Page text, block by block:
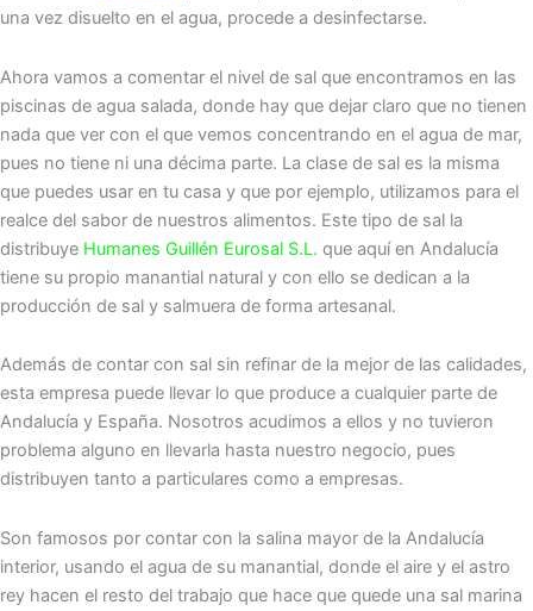
una vez disuelto en el agua, procede a desinfectarse.
Ahora vamos a comentar el nivel de sal que encontramos en las
piscinas de agua salada, donde hay que dejar claro que no tienen
nada que ver con el que vemos concentrando en el agua de mar,
pues no tiene ni una décima parte. La clase de sal es la misma
que puedes usar en tu casa y que por ejemplo, utilizamos para el
realce del sabor de nuestros alimentos. Este tipo de sal la
distribuye Humanes Guillén Eurosal S.L. que aquí en Andalucía
tiene su propio manantial natural y con ello se dedican a la
producción de sal y salmuera de forma artesanal.
Además de contar con sal sin refinar de la mejor de las calidades,
esta empresa puede llevar lo que produce a cualquier parte de
Andalucía y España. Nosotros acudimos a ellos y no tuvieron
problema alguno en llevarla hasta nuestro negocio, pues
distribuyen tanto a particulares como a empresas.
Son famosos por contar con la salina mayor de la Andalucía
interior, usando el agua de su manantial, donde el aire y el astro
rey hacen el resto del trabajo que hace que quede una sal marina